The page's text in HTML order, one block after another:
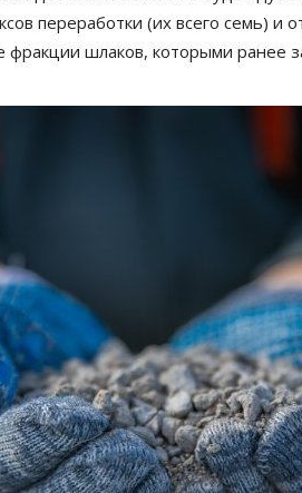
переработки (их всего семь) и
фракции шлаков, которыми ранее
OFFICIAL